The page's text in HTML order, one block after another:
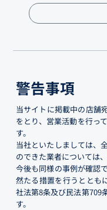
警告事項
当サイトに掲載中の店舗
をとり、営業活動を行っ
す。
当社といたしましては、
のできた業者については
今後も同様の事例が確認
然たる措置を行うととも
社法第8条及び民法第709
す。